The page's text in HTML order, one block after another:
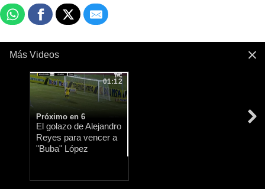
Más Videos
01:12
Próximo en 5
El golazo de Alejandro
Reyes para vencer a
"Buba" López